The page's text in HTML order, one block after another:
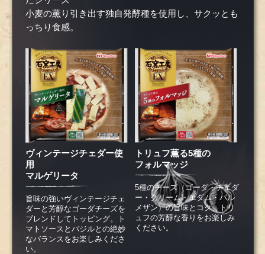
小麦の薫り引き出す独自発酵種を使用し、サクッとも
っちり食感。
ヴィンテージチェダー使
用
マルゲリータ
旨味の強いヴィンテージチェ
ダーと芳醇なゴーダチーズを
ブレンドしてトッピング。ト
マトソースとバジルとの絶妙
なバランスをお楽しみくださ
い。
トリュフ薫る5種の
フォルマッジ
5種のチーズ（ゴーダ・チェダ
ー・クリーム・エダム・パル
メザン）の旨味とコク、トリ
ュフの芳醇な香りをお楽しみ
ください。